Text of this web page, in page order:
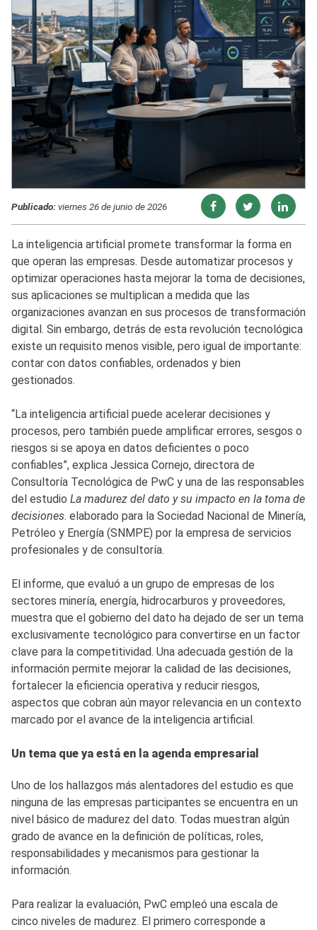
Publicado:viernes 26 de junio de 2026
La inteligencia artificial promete transformar la forma en
que operan las empresas. Desde automatizar procesos y
optimizar operaciones hasta mejorar la toma de decisiones,
sus aplicaciones se multiplican a medida que las
organizaciones avanzan en sus procesos de transformación
digital. Sin embargo, detrás de esta revolución tecnológica
existe un requisito menos visible, pero igual de importante:
contar con datos confiables, ordenados y bien
gestionados.
“La inteligencia artificial puede acelerar decisiones y
procesos, pero también puede amplificar errores, sesgos o
riesgos si se apoya en datos deficientes o poco
confiables”, explica Jessica Cornejo, directora de
Consultoría Tecnológica de PwC y una de las responsables
del estudio La madurez del dato y su impacto en la toma de
decisiones. elaborado para la Sociedad Nacional de Minería,
Petróleo y Energía (SNMPE) por la empresa de servicios
profesionales y de consultoría.
El informe, que evaluó a un grupo de empresas de los
sectores minería, energía, hidrocarburos y proveedores,
muestra que el gobierno del dato ha dejado de ser un tema
exclusivamente tecnológico para convertirse en un factor
clave para la competitividad. Una adecuada gestión de la
información permite mejorar la calidad de las decisiones,
fortalecer la eficiencia operativa y reducir riesgos,
aspectos que cobran aún mayor relevancia en un contexto
marcado por el avance de la inteligencia artificial.
Un tema que ya está en la agenda empresarial
Uno de los hallazgos más alentadores del estudio es que
ninguna de las empresas participantes se encuentra en un
nivel básico de madurez del dato. Todas muestran algún
grado de avance en la definición de políticas, roles,
responsabilidades y mecanismos para gestionar la
información.
Para realizar la evaluación, PwC empleó una escala de
cinco niveles de madurez. El primero corresponde a